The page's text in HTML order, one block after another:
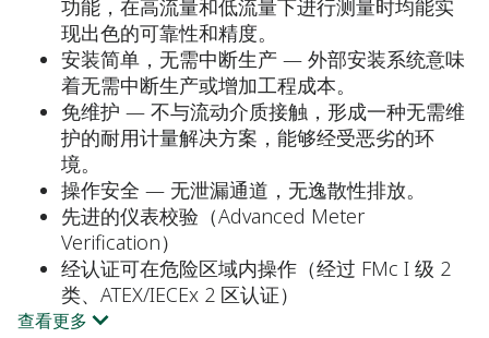
功能，在高流量和低流量下进行测量时均能实
现出色的可靠性和精度。
安装简单，无需中断生产 — 外部安装系统意味
着无需中断生产或增加工程成本。
免维护 — 不与流动介质接触，形成一种无需维
护的耐用计量解决方案，能够经受恶劣的环
境。
操作安全 — 无泄漏通道，无逸散性排放。
先进的仪表校验（Advanced Meter
Verification）
经认证可在危险区域内操作（经过 FMc I 级 2
类、ATEX/IECEx 2 区认证）
查看更多